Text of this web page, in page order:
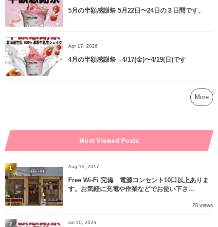
5月の半額感謝祭 5月22日〜24日の３日間です。
Apr 17, 2026
4月の半額感謝祭→4/17(金)〜4/19(日)です
More
Most Viewed Posts
Aug 13, 2017
Free Wi-Fi 完備 電源コンセント10口以上ありま
す。お気軽に充電や作業などでお使い下さ...
20 views
1
Jul 10, 2026
2